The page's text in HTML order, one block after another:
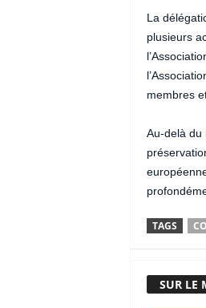
La
plusieurs
membres
Au-delà du
TAGS
SUR LE